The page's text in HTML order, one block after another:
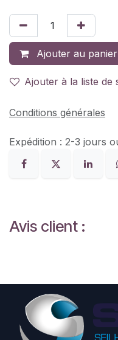
Ajouter au panier
Ajouter à la liste de
Conditions générales
Expédition : 2-3 jours
Avis client :